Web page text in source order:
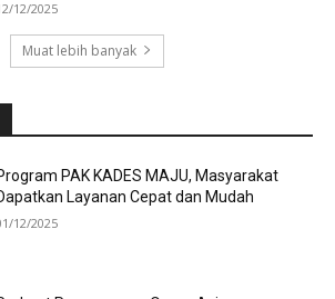
12/2025
Muat lebih banyak
PAK KADES MAJU, Masyarakat
Layanan Cepat dan Mudah
12/2025